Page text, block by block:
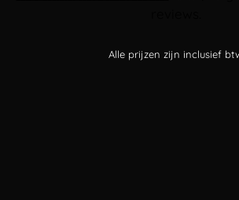
Alle prijzen zijn inclusief